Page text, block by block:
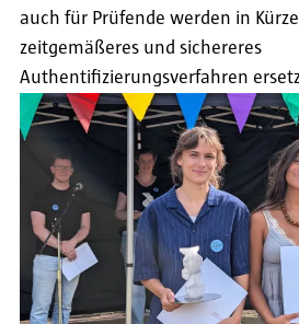
auch für Prüfende werden in
zeitgemäßeres und sichereres
Authentifizierungsverfahren